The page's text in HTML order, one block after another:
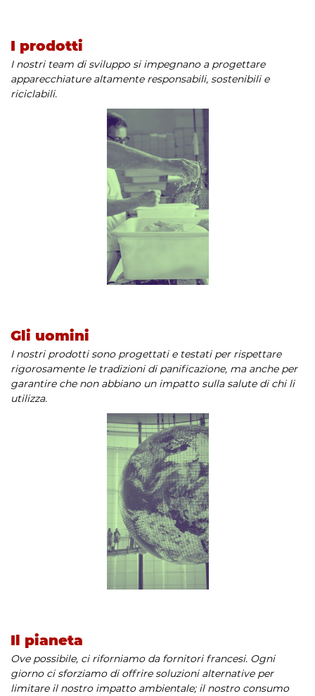
I prodotti
I nostri team di sviluppo si impegnano a progettare
apparecchiature altamente responsabili, sostenibili e
riciclabili.
Gli uomini
I nostri prodotti sono progettati e testati per rispettare
rigorosamente le tradizioni di panificazione, ma anche per
garantire che non abbiano un impatto sulla salute di chi li
utilizza.
Il pianeta
Ove possibile, ci riforniamo da fornitori francesi. Ogni
giorno ci sforziamo di offrire soluzioni alternative per
limitare il nostro impatto ambientale; il nostro consumo